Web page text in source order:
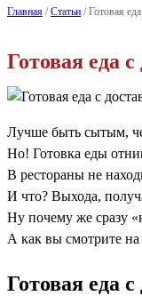
Главная /Статьи / Готовая
Готовая еда
Лучше быть сытым,
Но! Готовка еды
В рестораны не
И что? Выхода,
Ну почему же сразу
А как вы смотрите на
Готовая еда